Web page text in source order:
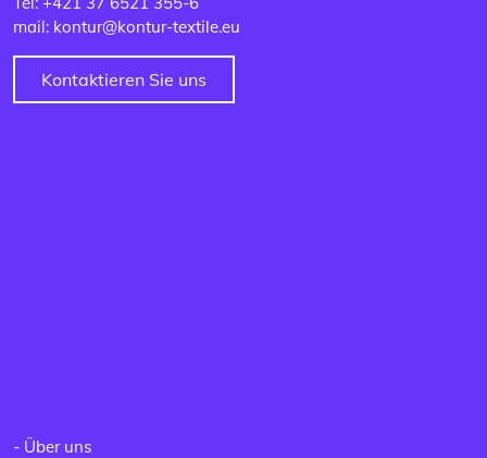
mail: kontur@kontur-textile.eu
Kontaktieren Sie uns
- Über uns